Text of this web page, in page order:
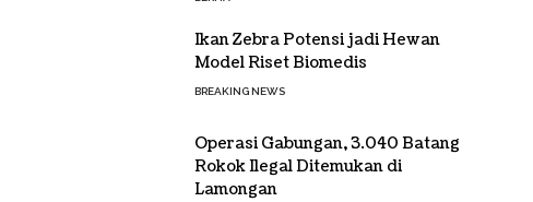
Ikan Zebra Potensi jadi Hewan
Model Riset Biomedis
BREAKING NEWS
Operasi Gabungan, 3.040 Batang
Rokok Ilegal Ditemukan di
Lamongan